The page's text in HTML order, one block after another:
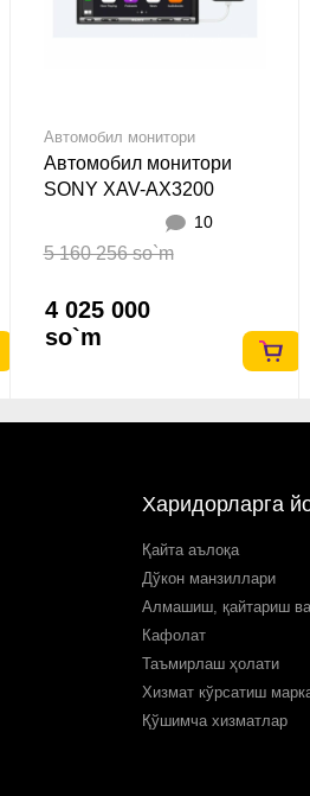
Автомобил монитори
Автомобил монитори
SONY XAV-AX3200
10
5 160 256 so`m
4 025 000
so`m
Харидорларга
Қайта аълоқа
Дўкон манзиллари
Алмашиш, қайтариш
Кафолат
Таъмирлаш ҳолати
Хизмат кўрсатиш
Қўшимча хизматлар